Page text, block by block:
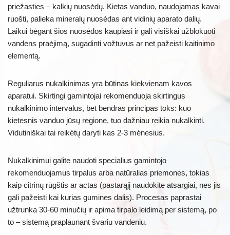
priežasties – kalkių nuosėdų. Kietas vanduo, naudojamas kavai
ruošti, palieka mineralų nuosėdas ant vidinių aparato dalių.
Laikui bėgant šios nuosėdos kaupiasi ir gali visiškai užblokuoti
vandens praėjimą, sugadinti vožtuvus ar net pažeisti kaitinimo
elementą.
Reguliarus nukalkinimas yra būtinas kiekvienam kavos
aparatui. Skirtingi gamintojai rekomenduoja skirtingus
nukalkinimo intervalus, bet bendras principas toks: kuo
kietesnis vanduo jūsų regione, tuo dažniau reikia nukalkinti.
Vidutiniškai tai reikėtų daryti kas 2-3 mėnesius.
Nukalkinimui galite naudoti specialius gamintojo
rekomenduojamus tirpalus arba natūralias priemones, tokias
kaip citrinų rūgštis ar actas (pastarąjį naudokite atsargiai, nes jis
gali pažeisti kai kurias gumines dalis). Procesas paprastai
užtrunka 30-60 minučių ir apima tirpalo leidimą per sistemą, po
to – sistemą praplaunant švariu vandeniu.